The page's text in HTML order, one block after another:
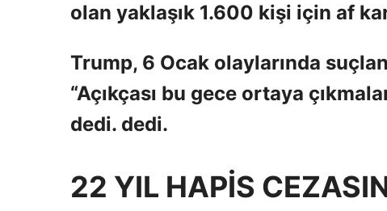
olan yaklaşık 1.600 kişi için af
Trump, 6 Ocak olaylarında
“Açıkçası bu gece ortaya
dedi. dedi.
22 YIL HAPİS